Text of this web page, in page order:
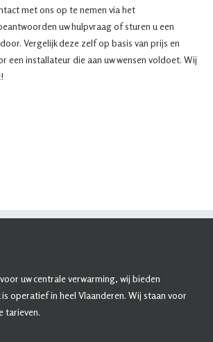
met ons op te nemen via het
uw hulpvraag of sturen u een
Vergelijk deze zelf op basis van prijs en
een installateur die aan uw wensen voldoet. Wij
uw centrale verwarming, wij bieden
operatief in heel Vlaanderen. Wij staan voor
tarieven.